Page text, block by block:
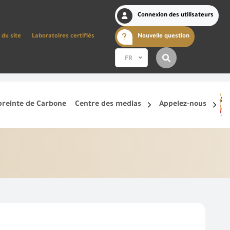
du site Laboratoires certifiés
Connexion des utilisateurs
Nouvelle question
FR
de Carbone Centre des medias Appelez-nous